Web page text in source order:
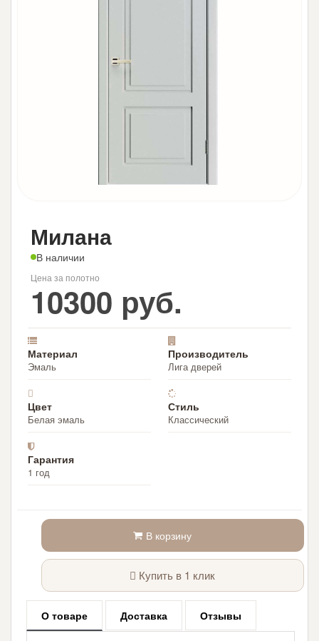
Милана
В наличии
Цена за полотно
10300 руб.
Материал
Эмаль
Производитель
Лига дверей
Цвет
Белая эмаль
Стиль
Классический
Гарантия
1 год
В корзину
Купить в 1 клик
О товаре Доставка Отзывы